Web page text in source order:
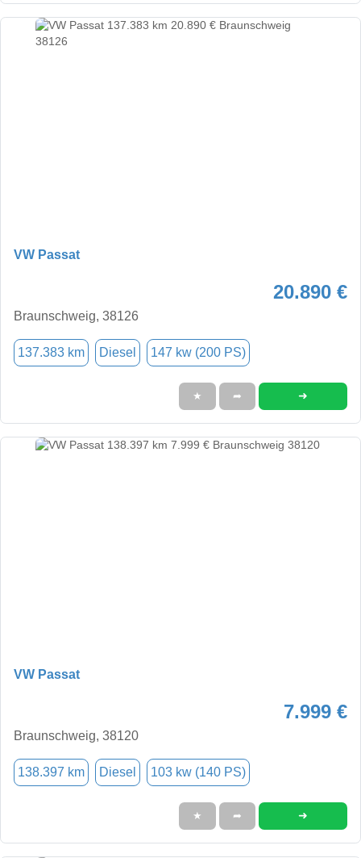
VW Passat
20.890 €
Braunschweig, 38126
137.383 km Diesel 147 kw (200 PS)
★ ➦ ➜
VW Passat
7.999 €
Braunschweig, 38120
138.397 km Diesel 103 kw (140 PS)
★ ➦ ➜